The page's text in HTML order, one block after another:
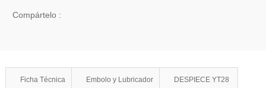
Compártelo :
Ficha Técnica Embolo y Lubricador DESPIECE YT28